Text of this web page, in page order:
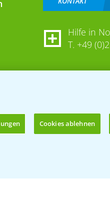
Hilfe in
T. +49
Cookies ablehnen